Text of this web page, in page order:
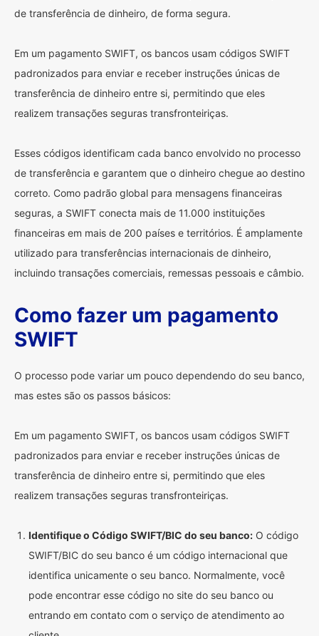
de transferência de dinheiro, de forma segura.
Em um pagamento SWIFT, os bancos usam códigos SWIFT
padronizados para enviar e receber instruções únicas de
transferência de dinheiro entre si, permitindo que eles
realizem transações seguras transfronteiriças.
Esses códigos identificam cada banco envolvido no processo
de transferência e garantem que o dinheiro chegue ao destino
correto. Como padrão global para mensagens financeiras
seguras, a SWIFT conecta mais de 11.000 instituições
financeiras em mais de 200 países e territórios. É amplamente
utilizado para transferências internacionais de dinheiro,
incluindo transações comerciais, remessas pessoais e câmbio.
Como fazer um pagamento
SWIFT
O processo pode variar um pouco dependendo do seu banco,
mas estes são os passos básicos:
Em um pagamento SWIFT, os bancos usam códigos SWIFT
padronizados para enviar e receber instruções únicas de
transferência de dinheiro entre si, permitindo que eles
realizem transações seguras transfronteiriças.
Identifique o Código SWIFT/BIC do seu banco: O código
SWIFT/BIC do seu banco é um código internacional que
identifica unicamente o seu banco. Normalmente, você
pode encontrar esse código no site do seu banco ou
entrando em contato com o serviço de atendimento ao